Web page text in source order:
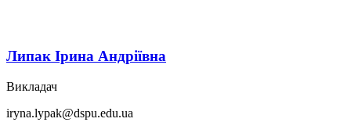
Липак Ірина Андріївна
Викладач
iryna.lypak@dspu.edu.ua